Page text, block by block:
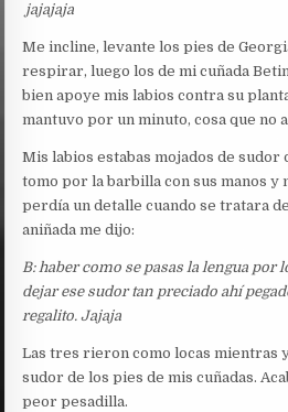
jajajaja
Me incline, levante los pies de
respirar, luego los de mi cuñada
bien apoye mis labios contra su
mantuvo por un minuto, cosa que no
Mis labios estabas mojados de sudor
tomo por la barbilla con sus manos y
perdía un detalle cuando se tratara
aniñada me dijo:
B: haber como se pasas la lengua por
dejar ese sudor tan preciado ahí
regalito. Jajaja
Las tres rieron como locas mientras
sudor de los pies de mis cuñadas.
peor pesadilla.